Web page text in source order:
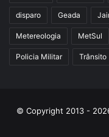
disparo Geada
Metereologia MetSul
Policia Militar Trânsito
© Copyright 2013 -